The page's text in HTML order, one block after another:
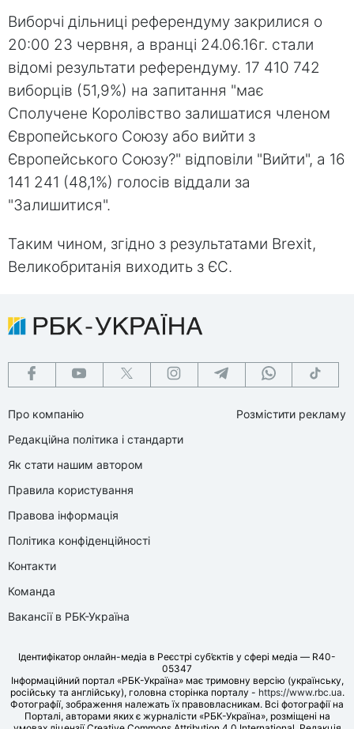
Виборчі дільниці референдуму закрилися о
20:00 23 червня, а вранці 24.06.16г. стали
відомі результати референдуму. 17 410 742
виборців (51,9%) на запитання "має
Сполучене Королівство залишатися членом
Європейського Союзу або вийти з
Європейського Союзу?" відповіли "Вийти", а 16
141 241 (48,1%) голосів віддали за
"Залишитися".
Таким чином, згідно з результатами Brexit,
Великобританія виходить з ЄС.
Про компанію
Редакційна політика і стандарти
Як стати нашим автором
Правила користування
Правова інформація
Політика конфіденційності
Контакти
Команда
Вакансії в РБК-Україна
Розмістити рекламу
Ідентифікатор онлайн-медіа в Реєстрі суб’єктів у сфері медіа — R40-
05347
Інформаційний портал «РБК-Україна» має тримовну версію (українську,
російську та англійську), головна сторінка порталу - https://www.rbc.ua.
Фотографії, зображення належать їх правовласникам. Всі фотографії на
Порталі, авторами яких є журналісти «РБК-Україна», розміщені на